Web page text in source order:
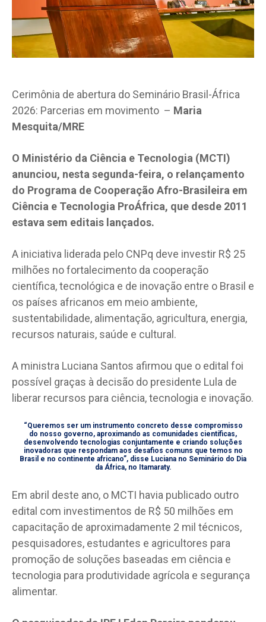
Cerimônia de abertura do Seminário Brasil-África
2026: Parcerias em movimento – Maria
Mesquita/MRE
O Ministério da Ciência e Tecnologia (MCTI)
anunciou, nesta segunda-feira, o relançamento
do Programa de Cooperação Afro-Brasileira em
Ciência e Tecnologia ProÁfrica, que desde 2011
estava sem editais lançados.
A iniciativa liderada pelo CNPq deve investir R$ 25
milhões no fortalecimento da cooperação
científica, tecnológica e de inovação entre o Brasil e
os países africanos em meio ambiente,
sustentabilidade, alimentação, agricultura, energia,
recursos naturais, saúde e cultural.
A ministra Luciana Santos afirmou que o edital foi
possível graças à decisão do presidente Lula de
liberar recursos para ciência, tecnologia e inovação.
“Queremos ser um instrumento concreto desse compromisso
do nosso governo, aproximando as comunidades científicas,
desenvolvendo tecnologias conjuntamente e criando soluções
inovadoras que respondam aos desafios comuns que temos no
Brasil e no continente africano”, disse Luciana no Seminário do Dia
da África, no Itamaraty.
Em abril deste ano, o MCTI havia publicado outro
edital com investimentos de R$ 50 milhões em
capacitação de aproximadamente 2 mil técnicos,
pesquisadores, estudantes e agricultores para
promoção de soluções baseadas em ciência e
tecnologia para produtividade agrícola e segurança
alimentar.